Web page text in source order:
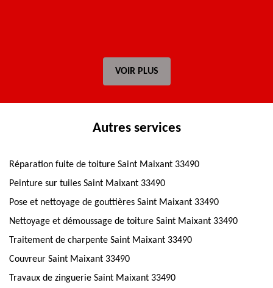
VOIR PLUS
Autres services
Réparation fuite de toiture Saint Maixant 33490
Peinture sur tuiles Saint Maixant 33490
Pose et nettoyage de gouttières Saint Maixant 33490
Nettoyage et démoussage de toiture Saint Maixant 33490
Traitement de charpente Saint Maixant 33490
Couvreur Saint Maixant 33490
Travaux de zinguerie Saint Maixant 33490